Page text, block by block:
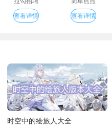
查看详情
查看详情
时空中的绘旅人大全